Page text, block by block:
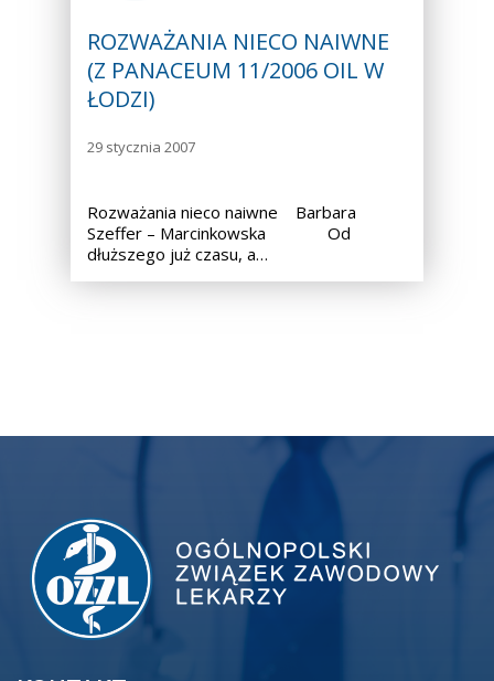
ROZWAŻANIA NIECO NAIWNE
(Z PANACEUM 11/2006 OIL W
ŁODZI)
29 stycznia 2007
Rozważania nieco naiwne Barbara
Szeffer – Marcinkowska Od
dłuższego już czasu, a…